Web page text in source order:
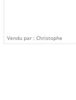
Vendu par : Christophe